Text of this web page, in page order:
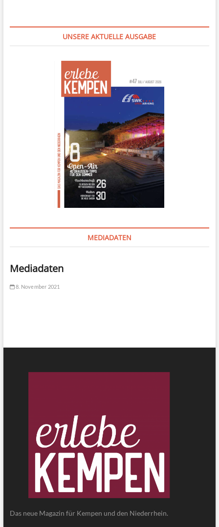
UNSERE AKTUELLE AUSGABE
MEDIADATEN
Mediadaten
8. November 2021
Das neue Magazin für Kempen und den Niederrhein.